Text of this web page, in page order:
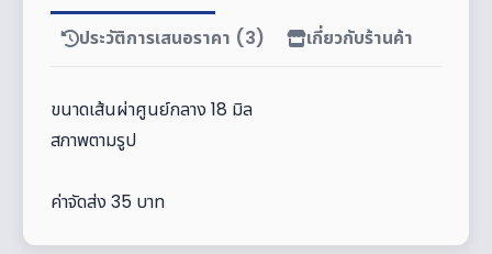
ประวัติการเสนอราคา (3) เกี่ยวกับร้านค้า
ขนาดเส้นผ่าศูนย์กลาง 18 มิล
สภาพตามรูป
ค่าจัดส่ง 35 บาท